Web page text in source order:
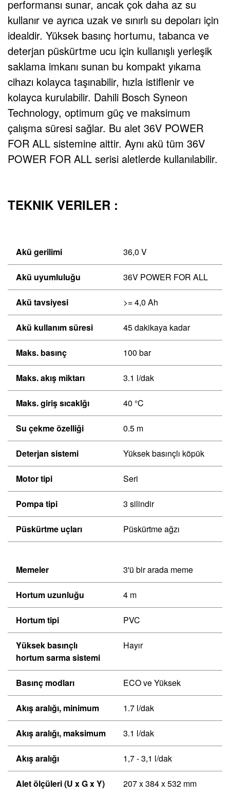
performansı sunar, ancak çok daha az su
kullanır ve ayrıca uzak ve sınırlı su depoları için
idealdir. Yüksek basınç hortumu, tabanca ve
deterjan püskürtme ucu için kullanışlı yerleşik
saklama imkanı sunan bu kompakt yıkama
cihazı kolayca taşınabilir, hızla istiflenir ve
kolayca kurulabilir. Dahili Bosch Syneon
Technology, optimum güç ve maksimum
çalışma süresi sağlar. Bu alet 36V POWER
FOR ALL sistemine aittir. Aynı akü tüm 36V
POWER FOR ALL serisi aletlerde kullanılabilir.
TEKNIK VERILER :
Akü gerilimi 36,0 V
Akü uyumluluğu 36V POWER FOR ALL
Akü tavsiyesi >= 4,0 Ah
Akü kullanım süresi 45 dakikaya kadar
Maks. basınç 100 bar
Maks. akış miktarı 3.1 l/dak
Maks. giriş sıcaklğı 40 °C
Su çekme özelliği 0.5 m
Deterjan sistemi Yüksek basınçlı köpük
Motor tipi Seri
Pompa tipi 3 silindir
Püskürtme uçları Püskürtme ağzı
Memeler 3'ü bir arada meme
Hortum uzunluğu 4 m
Hortum tipi PVC
Yüksek basınçlı
hortum sarma sistemi
Hayır
Basınç modları ECO ve Yüksek
Akış aralığı, minimum 1.7 l/dak
Akış aralığı, maksimum 3.1 l/dak
Akış aralığı 1,7 - 3,1 l/dak
Alet ölçüleri (U x G x Y) 207 x 384 x 532 mm